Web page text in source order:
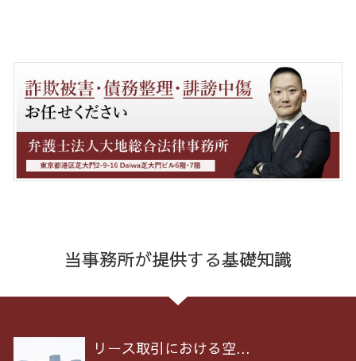
当事務所が提供する基礎知識
リース取引における空...